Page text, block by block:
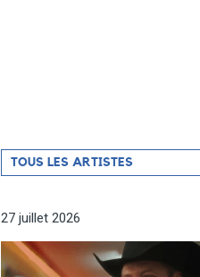
Filtrer
par
TOUS LES ARTISTES
27 juillet 2026